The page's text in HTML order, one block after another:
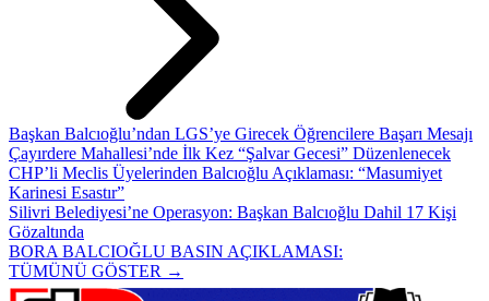
Başkan Balcıoğlu’ndan LGS’ye Girecek Öğrencilere Başarı Mesajı
Çayırdere Mahallesi’nde İlk Kez “Şalvar Gecesi” Düzenlenecek
CHP’li Meclis Üyelerinden Balcıoğlu Açıklaması: “Masumiyet
Karinesi Esastır”
Silivri Belediyesi’ne Operasyon: Başkan Balcıoğlu Dahil 17 Kişi
Gözaltında
BORA BALCIOĞLU BASIN AÇIKLAMASI:
TÜMÜNÜ GÖSTER →